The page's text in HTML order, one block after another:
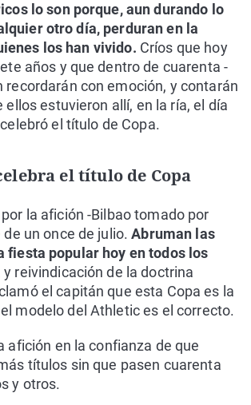
País Vasco
lo son porque, aun durando lo
otro día, perduran en la
los han vivido. Críos que hoy
años y que dentro de cuarenta -
recordarán con emoción, y contarán
ellos estuvieron allí, en la ría, el día
el título de Copa.
el título de Copa
la afición -Bilbao tomado por
un once de julio. Abruman las
fiesta popular hoy en todos los
y reivindicación de la doctrina
el capitán que esta Copa es la
modelo del Athletic es el correcto.
afición en la confianza de que
títulos sin que pasen cuarenta
y otros.